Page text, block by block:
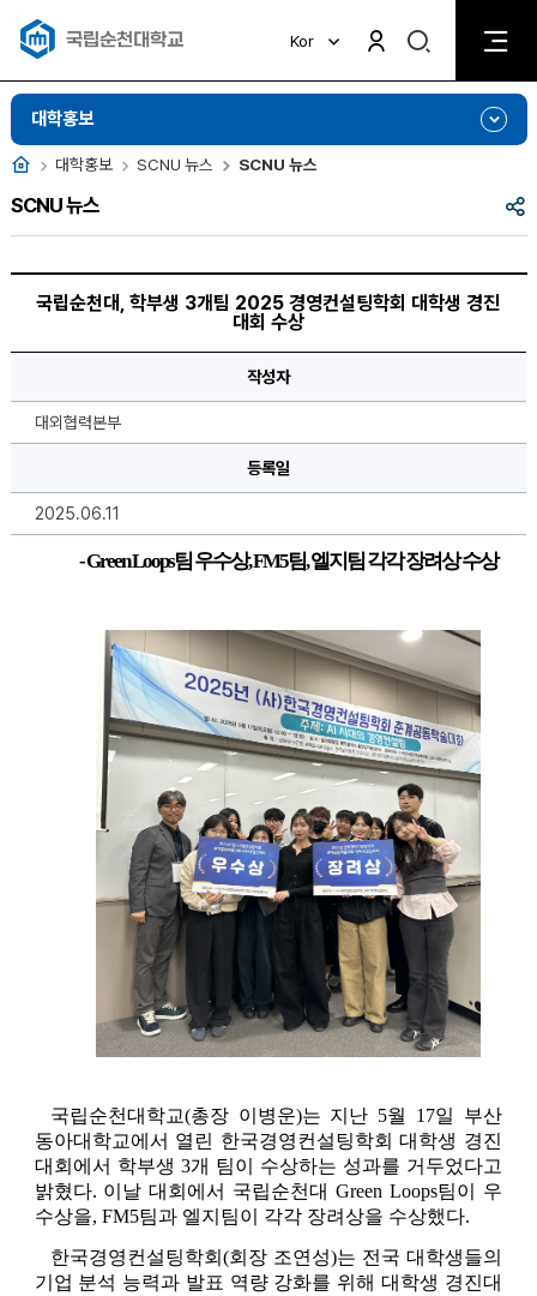
Kor
활
검
비
활
성
화
대학홍보
홈 대학홍보 SCNU 뉴스 SCNU 뉴스
SCNU 뉴스
공
대,
생
설
국립순천대, 학부생 3개팀 2025 경영컨설팅학회 대학생 경진
대회 수상
작성자
대외협력본부
등록일
2025.06.11
- Green Loops팀 우수상, FM5팀, 엘지팀 각각 장려상 수상
국립순천대학교(총장 이병운)는 지난 5월 17일 부산
동아대학교에서 열린 한국경영컨설팅학회 대학생 경진
대회에서 학부생 3개 팀이 수상하는 성과를 거두었다고
밝혔다. 이날 대회에서 국립순천대 Green Loops팀이 우
수상을, FM5팀과 엘지팀이 각각 장려상을 수상했다.
한국경영컨설팅학회 (회장 조연성)는 전국 대학생들의
기업 분석 능력과 발표 역량 강화를 위해 대학생 경진대